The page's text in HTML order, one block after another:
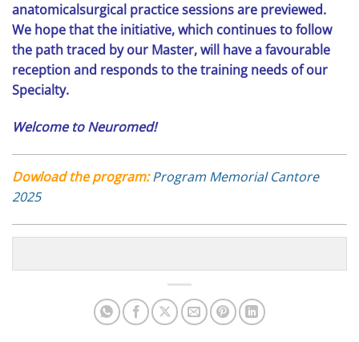
anatomicalsurgical practice sessions are previewed.
We hope that the initiative, which continues to follow
the path traced by our Master, will have a favourable
reception and responds to the training needs of our
Specialty.
Welcome to Neuromed!
Dowload the program:Program Memorial Cantore
2025